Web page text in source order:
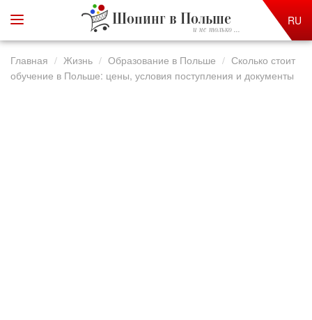
Шопинг в Польше
и не только ...
RU
Главная Жизнь Образование в Польше
Сколько стоит
обучение в Польше: цены, условия поступления и документы